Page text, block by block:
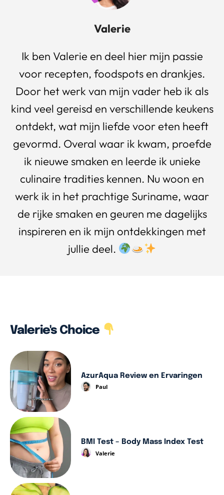
Valerie
Ik ben Valerie en deel hier mijn passie
voor recepten, foodspots en drankjes.
Door het werk van mijn vader heb ik als
kind veel gereisd en verschillende keukens
ontdekt, wat mijn liefde voor eten heeft
gevormd. Overal waar ik kwam, proefde
ik nieuwe smaken en leerde ik unieke
culinaire tradities kennen. Nu woon en
werk ik in het prachtige Suriname, waar
de rijke smaken en geuren me dagelijks
inspireren en ik mijn ontdekkingen met
jullie deel.
Valerie's Choice
AzurAqua Review en Ervaringen
Paul
BMI Test – Body Mass Index Test
Valerie